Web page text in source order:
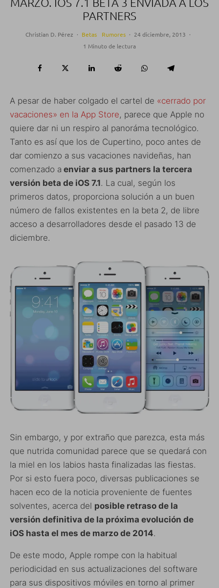
PARTNERS
Christian D. Pérez · Betas Rumores · 24 diciembre, 2013 ·
1 Minuto de lectura
A pesar de haber colgado el cartel de «cerrado por
vacaciones» en la App Store, parece que Apple no
quiere dar ni un respiro al panoráma tecnológico.
Tanto es así que los de Cupertino, poco antes de
dar comienzo a sus vacaciones navideñas, han
comenzado a enviar a sus partners la tercera
versión beta de iOS 7.1. La cual, según los
primeros datos, proporciona solución a un buen
número de fallos existentes en la beta 2, de libre
acceso a desarrolladores desde el pasado 13 de
diciembre.
Sin embargo, y por extraño que parezca, esta más
que nutrida comunidad parece que se quedará con
la miel en los labios hasta finalizadas las fiestas.
Por si esto fuera poco, diversas publicaciones se
hacen eco de la noticia proveniente de fuentes
solventes, acerca del posible retraso de la
versión definitiva de la próxima evolución de
iOS hasta el mes de marzo de 2014.
De este modo, Apple rompe con la habitual
periodicidad en sus actualizaciones del software
para sus dispositivos móviles en torno al primer